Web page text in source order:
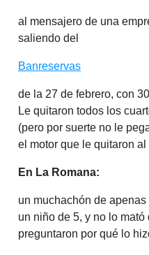
al mensajero de una
saliendo del
Banreservas
de la 27 de febrero, con
Le quitaron todos los
(pero por suerte no le
el motor que le quitaron al
En La Romana:
un muchachón de
un niño de 5, y no lo
preguntaron por qué lo